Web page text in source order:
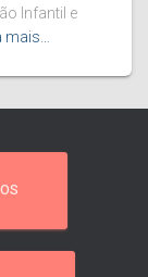
Infantil e
mais…